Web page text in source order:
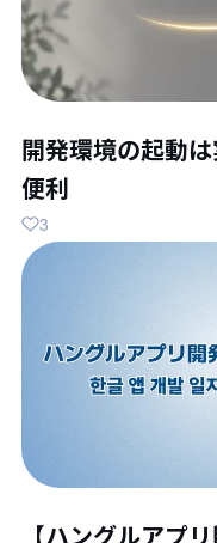
開発環境の起動
便利
3
【ハングルアプ